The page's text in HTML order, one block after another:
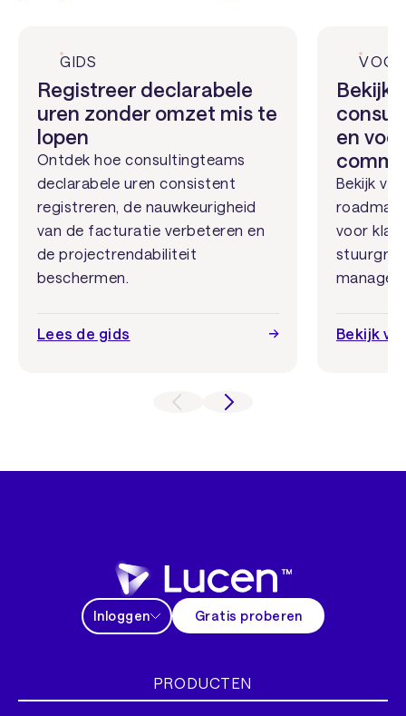
GIDS
Registreer declarabele
uren zonder omzet mis te
lopen
Ontdek hoe consultingteams
declarabele uren consistent
registreren, de nauwkeurigheid
van de facturatie verbeteren en
de projectrendabiliteit
beschermen.
Lees de gids
Bekijk
en
Bekijk
voor
Bekijk
Inloggen Gratis proberen
PRODUCTEN